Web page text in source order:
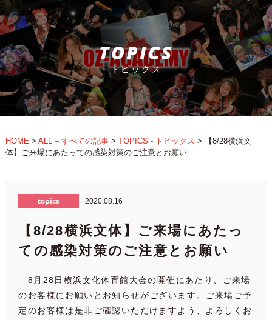
TOPICS
トピックス
HOME> ALL – すべての記事> TOPICS - トピックス >
【8/28横浜文
体】ご来場にあたっての感染対策のご注意とお願い
topics 2020.08.16
【8/28横浜文体】ご来場にあたっ
ての感染対策のご注意とお願い
8月28日横浜文化体育館大会の開催にあたり、ご来場
のお客様にお願いとお知らせがございます。ご来場ご予
定のお客様は是非ご確認いただけますよう、よろしくお